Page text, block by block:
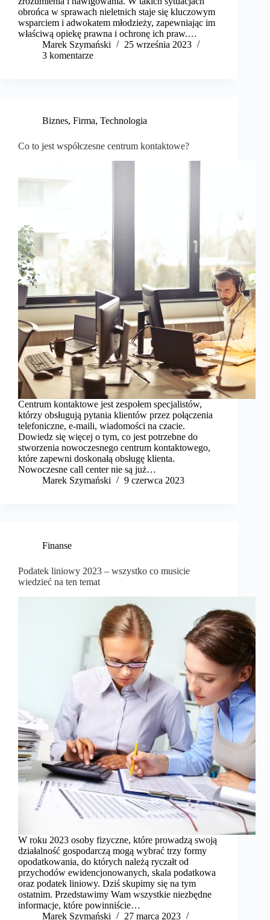
obrońca w sprawach nieletnich staje się kluczowym
wsparciem i adwokatem młodzieży, zapewniając im
właściwą opiekę prawna i ochronę ich praw.…
Marek Szymański​
25 września 2023
3 komentarze
Biznes, Firma, Technologia
Co to jest współczesne centrum kontaktowe?
Centrum kontaktowe jest zespołem specjalistów,
którzy obsługują pytania klientów przez połączenia
telefoniczne, e-maili, wiadomości na czacie.
Dowiedz się więcej o tym, co jest potrzebne do
stworzenia nowoczesnego centrum kontaktowego,
które zapewni doskonałą obsługę klienta.
Nowoczesne call center nie są już…
Marek Szymański​
9 czerwca 2023
Finanse
Podatek liniowy 2023 – wszystko co musicie
wiedzieć na ten temat
W roku 2023 osoby fizyczne, które prowadzą swoją
działalność gospodarczą mogą wybrać trzy formy
opodatkowania, do których należą ryczałt od
przychodów ewidencjonowanych, skala podatkowa
oraz podatek liniowy. Dziś skupimy się na tym
ostatnim. Przedstawimy Wam wszystkie niezbędne
informacje, które powinniście…
Marek Szymański​
27 marca 2023